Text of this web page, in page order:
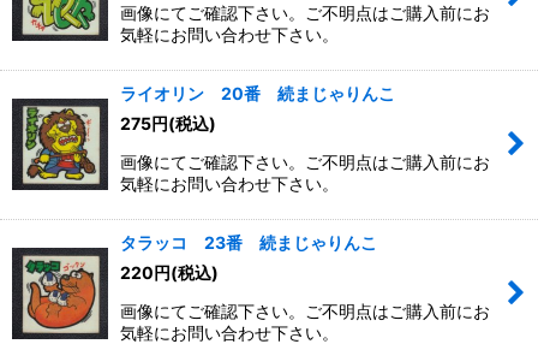
画像にてご確認下さい。ご不明点はご購入前にお
気軽にお問い合わせ下さい。
ライオリン 20番 続まじゃりんこ
275円(税込)
画像にてご確認下さい。ご不明点はご購入前にお
気軽にお問い合わせ下さい。
タラッコ 23番 続まじゃりんこ
220円(税込)
画像にてご確認下さい。ご不明点はご購入前にお
気軽にお問い合わせ下さい。